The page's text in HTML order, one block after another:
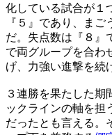
化している試合が１
『５』であり、ま
だ。失点数は『８』
で両グループを合わ
げ、力強い進撃を続
３連勝を果たした期
ックラインの軸を担
だったとも言える。